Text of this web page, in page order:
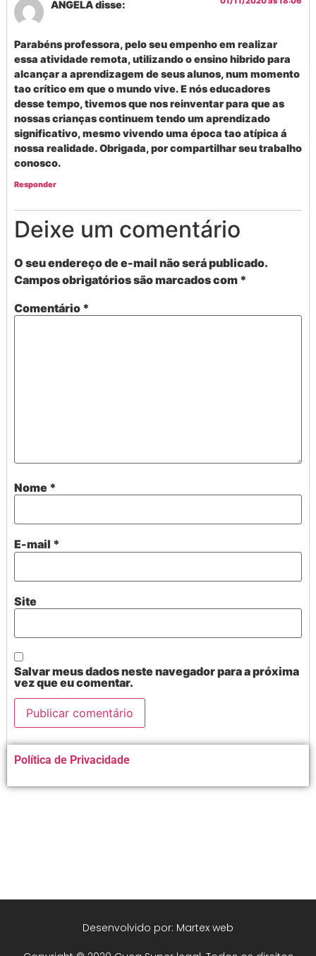
ANGELAdisse:
Parabéns professora, pelo seu empenho em realizar
essa atividade remota, utilizando o ensino hibrido para
alcançar a aprendizagem de seus alunos, num momento
tao crítico em que o mundo vive. E nós educadores
desse tempo, tivemos que nos reinventar para que as
nossas crianças continuem tendo um aprendizado
significativo, mesmo vivendo uma época tao atípica á
nossa realidade. Obrigada, por compartilhar seu trabalho
conosco.
Responder
Deixe um comentário
O seu endereço de e-mail não será publicado.
Campos obrigatórios são marcados com *
Comentário *
Nome *
E-mail *
Site
Salvar meus dados neste navegador para a próxima
vez que eu comentar.
Alternative:
Política de Privacidade
Desenvolvido por: Martex web